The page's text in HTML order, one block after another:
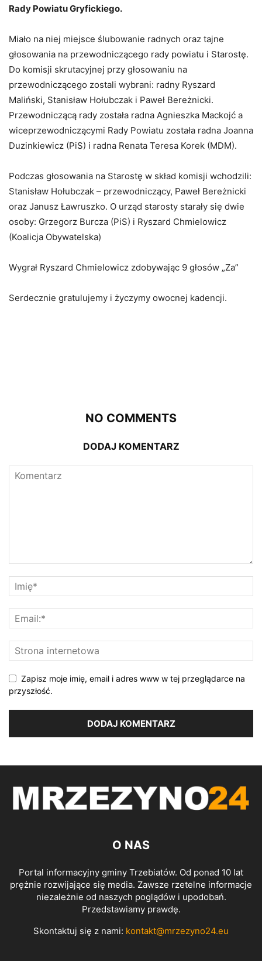
Rady Powiatu Gryfickiego.
Miało na niej miejsce ślubowanie radnych oraz tajne
głosowania na przewodniczącego rady powiatu i Starostę.
Do komisji skrutacyjnej przy głosowaniu na
przewodniczącego zostali wybrani: radny Ryszard
Maliński, Stanisław Hołubczak i Paweł Bereżnicki.
Przewodniczącą rady została radna Agnieszka Mackojć a
wiceprzewodniczącymi Rady Powiatu została radna Joanna
Duzinkiewicz (PiS) i radna Renata Teresa Korek (MDM).
Podczas głosowania na Starostę w skład komisji wchodzili:
Stanisław Hołubczak – przewodniczący, Paweł Bereżnicki
oraz Janusz Ławruszko. O urząd starosty starały się dwie
osoby: Grzegorz Burcza (PiS) i Ryszard Chmielowicz
(Koalicja Obywatelska)
Wygrał Ryszard Chmielowicz zdobywając 9 głosów „Za”
Serdecznie gratulujemy i życzymy owocnej kadencji.
NO COMMENTS
DODAJ KOMENTARZ
Zapisz moje imię, email i adres www w tej przeglądarce na
przyszłość.
O NAS
Portal informacyjny gminy Trzebiatów. Od ponad 10 lat
prężnie rozwijające się media. Zawsze rzetelne informacje
niezależnie od naszych poglądów i upodobań.
Przedstawiamy prawdę.
Skontaktuj się z nami: kontakt@mrzezyno24.eu